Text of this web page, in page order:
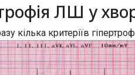
ЛШ у
кілька критеріїв